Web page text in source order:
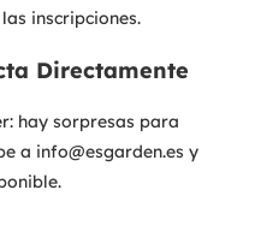
inscripciones.
Directamente
hay sorpresas para
a info@esgarden.es y